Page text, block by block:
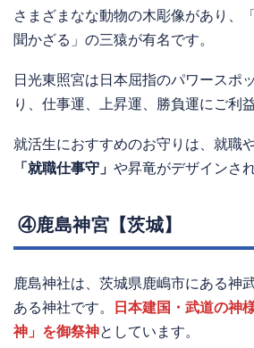
さまざまなな動物の木彫像があり、
聞かざる」の三猿が有名です。
日光東照宮は日本屈指のパワースポ
り、仕事運、上昇運、勝負運にご利
就活生におすすめのお守りは、就職
「就職仕事守」 や昇竜がデザインさ
④鹿島神宮【茨城】
鹿島神社は、茨城県鹿嶋市にある神
ある神社です。
日本建国・武道の神
神」を御祭神としています。